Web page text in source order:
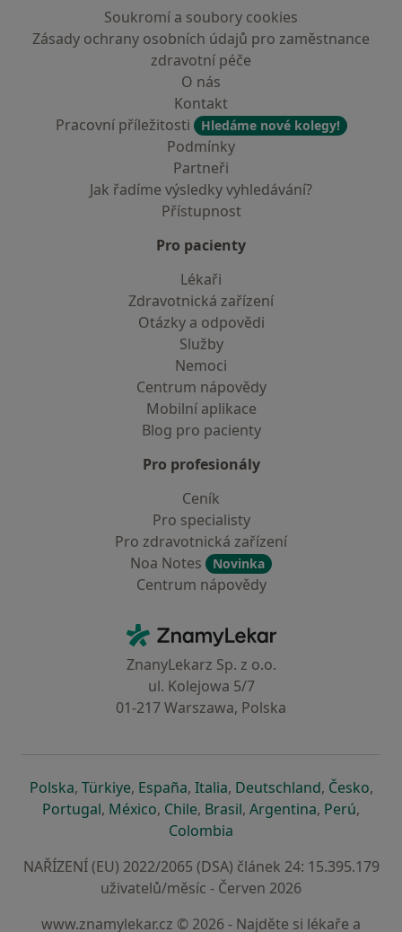
Soukromí a soubory cookies
Zásady ochrany osobních údajů pro zaměstnance
zdravotní péče
O nás
Kontakt
Pracovní příležitosti
Hledáme nové kolegy!
Podmínky
Partneři
Jak řadíme výsledky vyhledávání?
Přístupnost
Pro pacienty
Lékaři
Zdravotnická zařízení
Otázky a odpovědi
Služby
Nemoci
Centrum nápovědy
Mobilní aplikace
Blog pro pacienty
Pro profesionály
Ceník
Pro specialisty
Pro zdravotnická zařízení
Noa Notes
Novinka
Centrum nápovědy
ZnamyLekar - Hlavní stránka
ZnanyLekarz Sp. z o.o.
ul. Kolejowa 5/7
01-217 Warszawa, Polska
Polskase otevře v nové záložce
, Türkiyese otevře v nové záložce
, Españase otevře v nové záložce
, Italiase otevře v nové záložce
, Deutschlandse otevře v
, Českose
,
Portugalse otevře v nové záložce
, Méxicose otevře v nové záložce
, Chilese otevře v nové záložce
, Brasilse otevře v nové
, Argentinase otevře v
, Perúse
,
Colombia
NAŘÍZENÍ (EU) 2022/2065 (DSA) článek 24: 15.395.179
uživatelů/měsíc - Červen 2026
www.znamylekar.cz © 2026 - Najděte si lékaře a